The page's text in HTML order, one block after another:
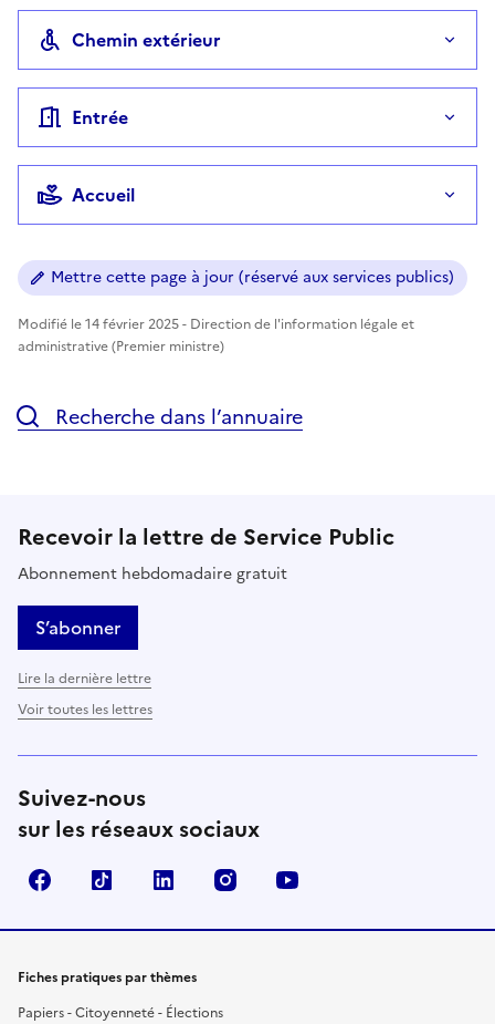
Chemin extérieur
Entrée
Accueil
Mettre cette page à jour (réservé aux services publics)
Modifié le 14 février 2025 - Direction de l'information légale et
administrative (Premier ministre)
Recherche dans l’annuaire
Recevoir la lettre de Service Public
Abonnement hebdomadaire gratuit
S’abonner
Lire la dernière lettre
Voir toutes les lettres
Suivez-nous
sur les réseaux sociaux
FacebookTikTok LinkedIn Instagram
Fiches pratiques par thèmes
Papiers - Citoyenneté - Élections